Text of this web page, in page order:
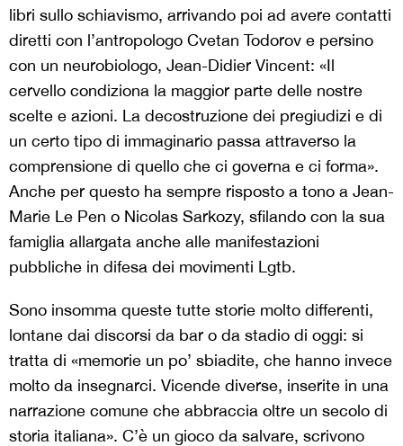
libri sullo schiavismo, arrivando poi ad avere contatti
diretti con l’antropologo Cvetan Todorov e persino
con un neurobiologo, Jean-Didier Vincent: «Il
cervello condiziona la maggior parte delle nostre
scelte e azioni. La decostruzione dei pregiudizi e di
un certo tipo di immaginario passa attraverso la
comprensione di quello che ci governa e ci forma».
Anche per questo ha sempre risposto a tono a Jean-
Marie Le Pen o Nicolas Sarkozy, sfilando con la sua
famiglia allargata anche alle manifestazioni
pubbliche in difesa dei movimenti Lgtb.
Sono insomma queste tutte storie molto differenti,
lontane dai discorsi da bar o da stadio di oggi: si
tratta di «memorie un po’ sbiadite, che hanno invece
molto da insegnarci. Vicende diverse, inserite in una
narrazione comune che abbraccia oltre un secolo di
storia italiana». C’è un gioco da salvare, scrivono